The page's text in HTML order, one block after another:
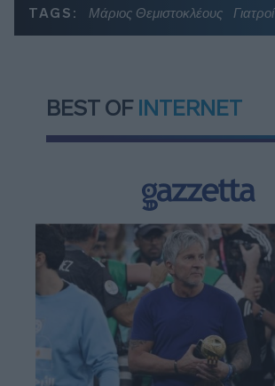
TAGS: Μάριος Θεμιστοκλέους Γιατροί
BEST OF INTERNET